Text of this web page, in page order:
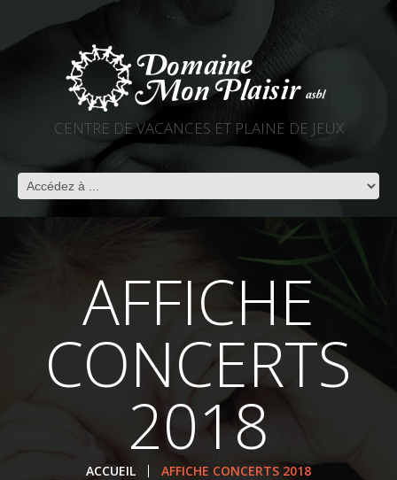
CENTRE DE VACANCES ET PLAINE DE JEUX
AFFICHE
CONCERTS
2018
ACCUEIL AFFICHE CONCERTS 2018